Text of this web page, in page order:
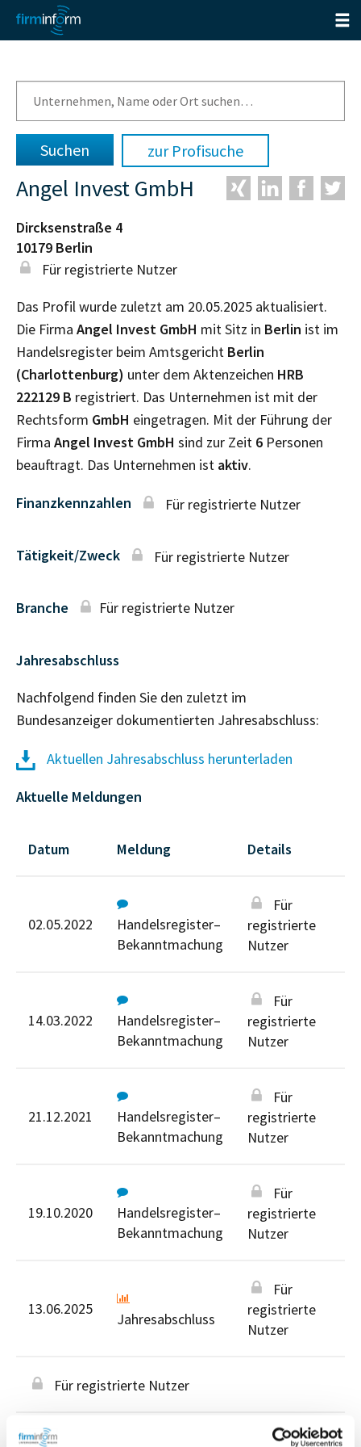
zur Profisuche
Angel Invest GmbH
Dircksenstraße 4
10179 Berlin
Für registrierte Nutzer
Das Profil wurde zuletzt am 20.05.2025 aktualisiert.
Die Firma Angel Invest GmbH mit Sitz in Berlin ist im
Handelsregister beim Amtsgericht Berlin
(Charlottenburg) unter dem Aktenzeichen HRB
222129 B registriert. Das Unternehmen ist mit der
Rechtsform GmbH eingetragen. Mit der Führung der
Firma Angel Invest GmbH sind zur Zeit 6 Personen
beauftragt. Das Unternehmen ist aktiv.
Finanzkennzahlen Für registrierte Nutzer
Tätigkeit/Zweck Für registrierte Nutzer
Branche Für registrierte Nutzer
Jahresabschluss
Nachfolgend finden Sie den zuletzt im
Bundesanzeiger dokumentierten Jahresabschluss:
Aktuellen Jahresabschluss herunterladen
Aktuelle Meldungen
Datum Meldung Details
02.05.2022
Handelsregister–
Bekanntmachung
Für
registrierte
Nutzer
14.03.2022
Handelsregister–
Bekanntmachung
Für
registrierte
Nutzer
21.12.2021
Handelsregister–
Bekanntmachung
Für
registrierte
Nutzer
19.10.2020
Handelsregister–
Bekanntmachung
Für
registrierte
Nutzer
13.06.2025
Jahresabschluss
Für
registrierte
Nutzer
Für registrierte Nutzer